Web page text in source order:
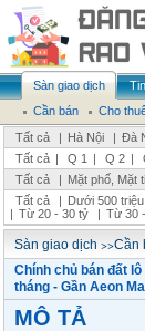
Sàn giao dịch
Cần bán
Cho
Tất cả
| Hà Nội | Đà
Tất cả | Q 1 | Q 2 |
Tất cả
| Mặt phố, Mặt
Tất cả
| Dưới 500 triệu
| Từ 20 - 30 tỷ | Từ 30
Sàn giao dịch >>Cần
Chính chủ bán đất
tháng - Gần Aeon
MÔ TẢ